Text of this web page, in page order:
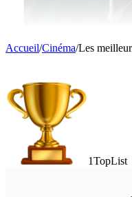
Accueil/Cinéma/Les
1TopList